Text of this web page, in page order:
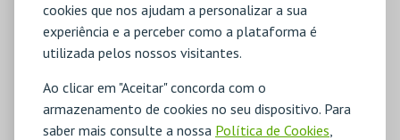
cookies que nos ajudam a personalizar a sua
experiência e a perceber como a plataforma é
utilizada pelos nossos visitantes.
Ao clicar em "Aceitar" concorda com o
armazenamento de cookies no seu dispositivo. Para
saber mais consulte a nossa Política de Cookies,